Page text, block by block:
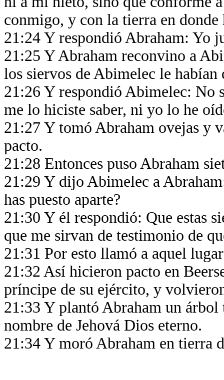
conmigo, y con la tierra en
21:24 Y respondió Abraham: Yo
21:25 Y Abraham reconvino a
los siervos de Abimelec le
21:26 Y respondió Abimelec: No
me lo hiciste saber, ni yo lo he
21:27 Y tomó Abraham ovejas y
pacto.
21:28 Entonces puso Abraham
21:29 Y dijo Abimelec a
has puesto aparte?
21:30 Y él respondió: Que estas
que me sirvan de testimonio de
21:31 Por esto llamó a aquel
21:32 Así hicieron pacto en
príncipe de su ejército, y
21:33 Y plantó Abraham un
nombre de Jehová Dios eterno.
21:34 Y moró Abraham en tierra